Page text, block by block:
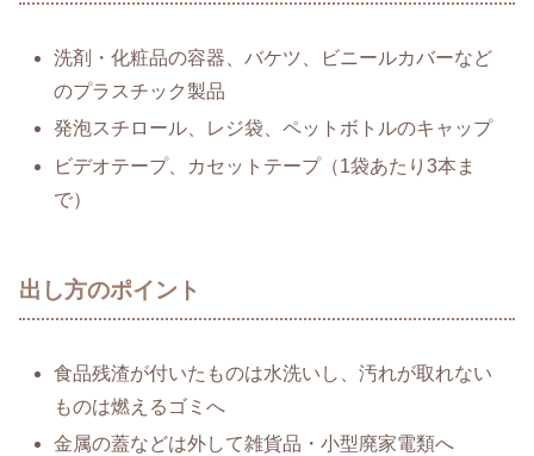
洗剤・化粧品の容器、バケツ、ビニールカバーなど
のプラスチック製品
発泡スチロール、レジ袋、ペットボトルのキャップ
ビデオテープ、カセットテープ（1袋あたり3本ま
で）
出し方のポイント
食品残渣が付いたものは水洗いし、汚れが取れない
ものは燃えるゴミへ
金属の蓋などは外して雑貨品・小型廃家電類へ